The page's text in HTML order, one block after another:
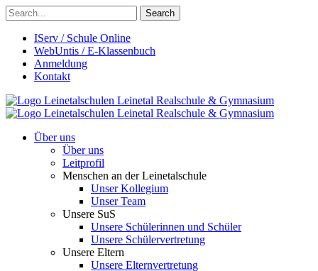
Search
IServ / Schule Online
WebUntis / E-Klassenbuch
Anmeldung
Kontakt
Leinetalschulen Leinetal Realschule & Gymnasium
Leinetalschulen Leinetal Realschule & Gymnasium
Über uns
Über uns
Leitprofil
Menschen an der Leinetalschule
Unser Kollegium
Unser Team
Unsere SuS
Unsere Schülerinnen und Schüler
Unsere Schülervertretung
Unsere Eltern
Unsere Elternvertretung